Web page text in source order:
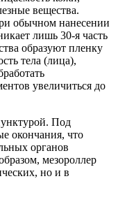
вещества.
обычном нанесении
лишь 30-я часть
образуют пленку
тела (лица),
увеличиться до
Под
окончания, что
органов
мезороллер
но и в